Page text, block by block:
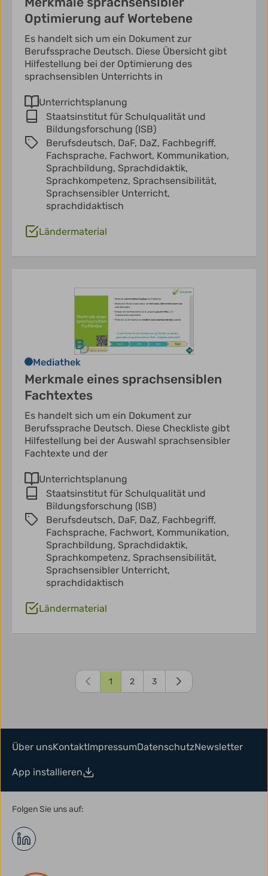
Optimierung auf Wortebene
Es handelt sich um ein Dokument zur
Berufssprache Deutsch. Diese Übersicht gibt
Hilfestellung bei der Optimierung des
sprachsensiblen Unterrichts in
Unterrichtsplanung
Staatsinstitut für Schulqualität und
Bildungsforschung (ISB)
Berufsdeutsch, DaF, DaZ, Fachbegriff,
Fachsprache, Fachwort, Kommunikation,
Sprachbildung, Sprachdidaktik,
Sprachkompetenz, Sprachsensibilität,
Sprachsensibler Unterricht,
sprachdidaktisch
Ländermaterial
Mediathek
Merkmale eines sprachsensiblen
Fachtextes
Es handelt sich um ein Dokument zur
Berufssprache Deutsch. Diese Checkliste gibt
Hilfestellung bei der Auswahl sprachsensibler
Fachtexte und der
Unterrichtsplanung
Staatsinstitut für Schulqualität und
Bildungsforschung (ISB)
Berufsdeutsch, DaF, DaZ, Fachbegriff,
Fachsprache, Fachwort, Kommunikation,
Sprachbildung, Sprachdidaktik,
Sprachkompetenz, Sprachsensibilität,
Sprachsensibler Unterricht,
sprachdidaktisch
Ländermaterial
1 2 3
Über unsKontaktImpressumDatenschutzNewsletter
App installieren
Folgen Sie uns auf: